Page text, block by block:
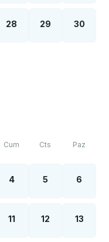
28 29 30
Cum Cts Paz
4 5 6
11 12 13